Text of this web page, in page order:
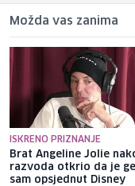
Možda vas zanima
ISKRENO PRIZNANJE
Brat Angeline Jolie
razvoda otkrio da je
sam opsjednut Disney